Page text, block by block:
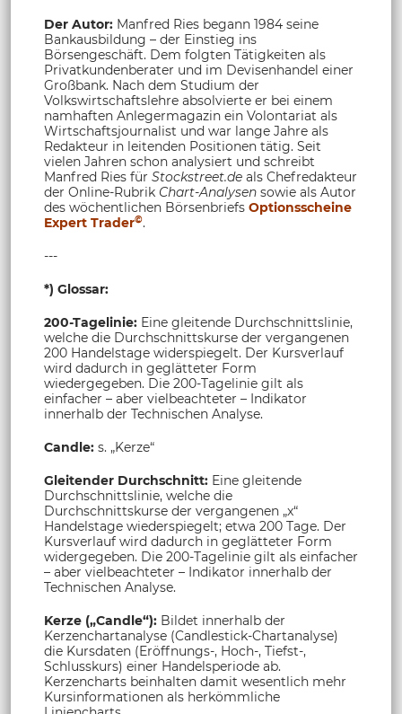
Der Autor: Manfred Ries begann 1984 seine
Bankausbildung – der Einstieg ins
Börsengeschäft. Dem folgten Tätigkeiten als
Privatkundenberater und im Devisenhandel einer
Großbank. Nach dem Studium der
Volkswirtschaftslehre absolvierte er bei einem
namhaften Anlegermagazin ein Volontariat als
Wirtschaftsjournalist und war lange Jahre als
Redakteur in leitenden Positionen tätig. Seit
vielen Jahren schon analysiert und schreibt
Manfred Ries für Stockstreet.de als Chefredakteur
der Online-Rubrik Chart-Analysen sowie als Autor
des wöchentlichen Börsenbriefs Optionsscheine
Expert Trader©.
---
*) Glossar:
200-Tagelinie: Eine gleitende Durchschnittslinie,
welche die Durchschnittskurse der vergangenen
200 Handelstage widerspiegelt. Der Kursverlauf
wird dadurch in geglätteter Form
wiedergegeben. Die 200-Tagelinie gilt als
einfacher – aber vielbeachteter – Indikator
innerhalb der Technischen Analyse.
Candle: s. „Kerze“
Gleitender Durchschnitt: Eine gleitende
Durchschnittslinie, welche die
Durchschnittskurse der vergangenen „x“
Handelstage wiederspiegelt; etwa 200 Tage. Der
Kursverlauf wird dadurch in geglätteter Form
widergegeben. Die 200-Tagelinie gilt als einfacher
– aber vielbeachteter – Indikator innerhalb der
Technischen Analyse.
Kerze („Candle“): Bildet innerhalb der
Kerzenchartanalyse (Candlestick-Chartanalyse)
die Kursdaten (Eröffnungs-, Hoch-, Tiefst-,
Schlusskurs) einer Handelsperiode ab.
Kerzencharts beinhalten damit wesentlich mehr
Kursinformationen als herkömmliche